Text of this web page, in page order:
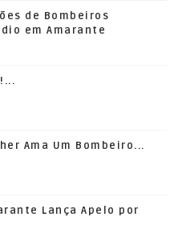
de Bombeiros
em Amarante
Ama Um Bombeiro...
Lança Apelo por